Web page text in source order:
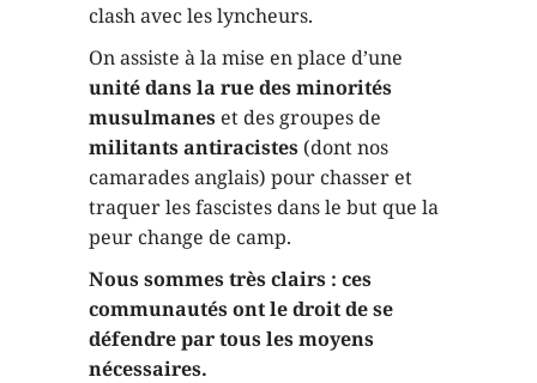
clash avec les lyncheurs.
On assiste à la mise en place d’une
unité dans la rue des minorités
musulmaneset des groupes de
militants antiracistes (dont nos
camarades anglais) pour chasser et
traquer les fascistes dans le but que la
peur change de camp.
Nous sommes très clairs : ces
communautés ont le droit de se
défendre par tous les moyens
nécessaires.